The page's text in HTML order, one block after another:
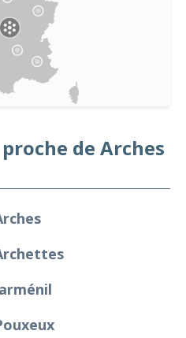
de Arches